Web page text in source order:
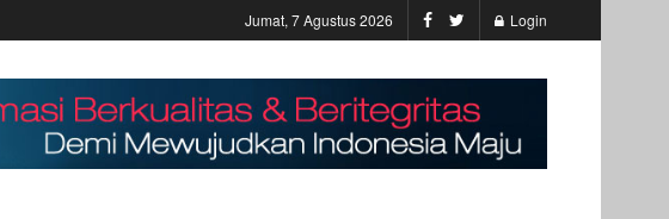
Jumat, 7 Agustus 2026 Login